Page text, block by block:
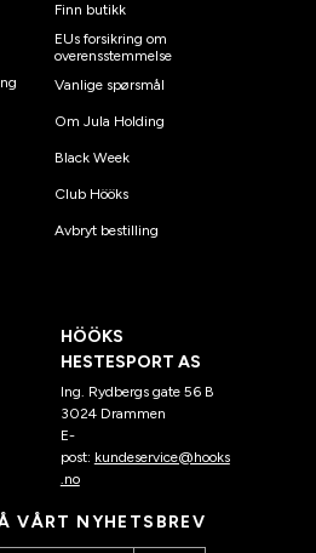
Finn butikk
EUs forsikring om
overensstemmelse
Vanlige spørsmål
Om Jula Holding
Black Week
Club Hööks
Avbryt bestilling
HÖÖKS
HESTESPORT AS
Ing. Rydbergs gate 56 B
3024 Drammen
E-
post: kundeservice@hooks
.no
VÅRT NYHETSBREV